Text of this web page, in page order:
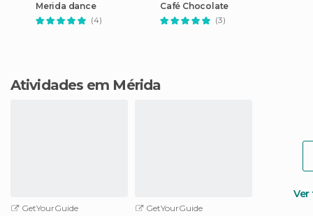
Merida dance
(4)
Café Chocolate
(3)
Atividades em Mérida
GetYourGuide
GetYourGuide